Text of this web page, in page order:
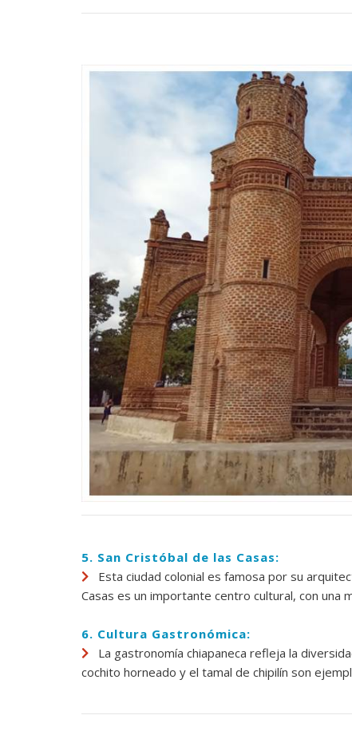
5. San Cristóbal de las Casas:
Esta ciudad colonial es famosa por su
Casas es un importante centro cultural, con una
6. Cultura Gastronómica:
La gastronomía chiapaneca refleja la
cochito horneado y el tamal de chipilín son